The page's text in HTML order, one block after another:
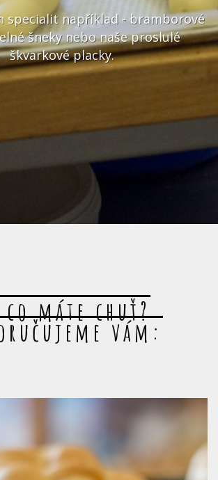
specialit například - bramborové
šneky nebo naše proslulé
škvarkové placky.
co máte chuť?
vám: